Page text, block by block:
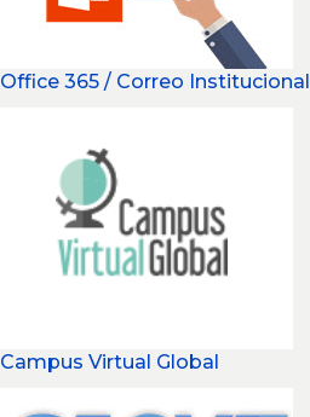
Office 365 / Correo Institucional
Campus Virtual Global